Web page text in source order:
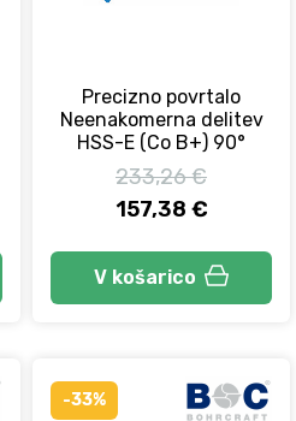
Precizno povrtalo
Neenakomerna delitev
HSS-E (Co B+) 90°
233,26 €
157,38 €
V košarico
-33%